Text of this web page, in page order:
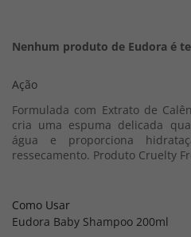
Nenhum produto de Eudora é
Ação
Formulada com Extrato de
cria uma espuma delicada
água e proporciona
ressecamento. Produto Cruelty
Como Usar
Eudora Baby Shampoo 200ml